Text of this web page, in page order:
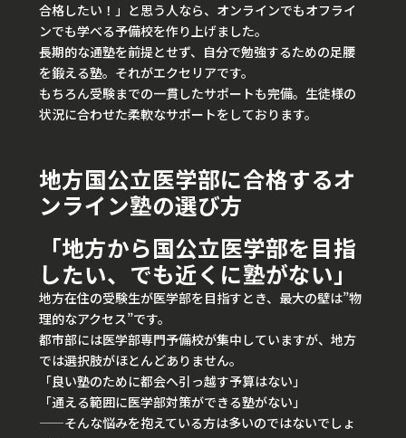
合格したい！」と思う人なら、オンラインでもオフライ
ンでも学べる予備校を作り上げました。
長期的な通塾を前提とせず、自分で勉強するための足腰
を鍛える塾。それがエクセリアです。
もちろん受験までの一貫したサポートも完備。生徒様の
状況に合わせた柔軟なサポートをしております。
地方国公立医学部に合格するオ
ンライン塾の選び方
「地方から国公立医学部を目指
したい、でも近くに塾がない」
地方在住の受験生が医学部を目指すとき、最大の壁は”物
理的なアクセス”です。
都市部には医学部専門予備校が集中していますが、地方
では選択肢がほとんどありません。
「良い塾のために都会へ引っ越す予算はない」
「通える範囲に医学部対策ができる塾がない」
——そんな悩みを抱えている方は多いのではないでしょ